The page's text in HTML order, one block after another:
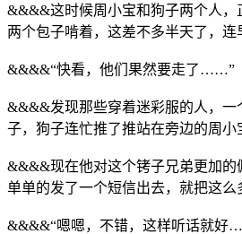
&&&&这时候周小宝和狗子两个人，
两个包子啃着，这差不多半天了，连
&&&&“快看，他们果然要走了……”
&&&&发现那些穿着迷彩服的人，一
子，狗子连忙推了推站在旁边的周小
&&&&现在他对这个铐子兄弟更加的
单单的发了一个短信出去，就把这么
&&&&“嗯嗯，不错，这样听话就好